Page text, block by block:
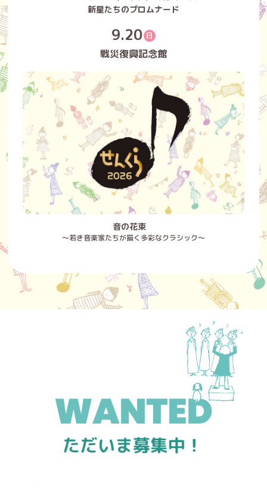
新星たちのプロムナード
9.20 日
戦災復興記念館
音の花束
～若き音楽家たちが描く多彩なクラシック～